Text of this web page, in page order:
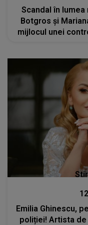
Scandal în
Botgros și
mijlocul unei
Emilia Ghinescu,
poliției! Artista de